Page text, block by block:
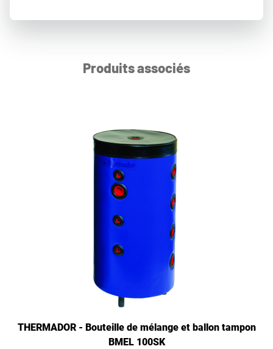
Produits associés
THERMADOR - Bouteille de mélange et ballon tampon
BMEL 100SK